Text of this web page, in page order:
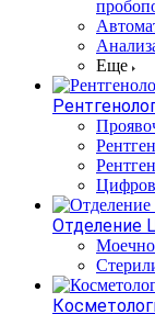
Еще
Отделение